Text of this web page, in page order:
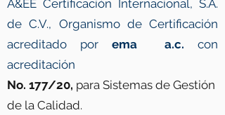
A&EE Certificación Internacional, S.A.
de C.V., Organismo de Certificación
acreditado porema a.c. con
acreditación
No. 177/20, para Sistemas de Gestión
de la Calidad.